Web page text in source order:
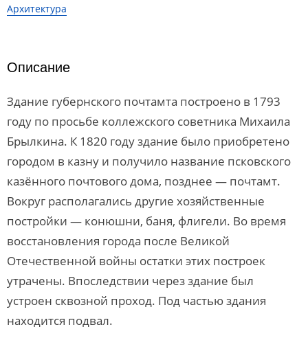
Архитектура
Описание
Здание губернского почтамта построено в 1793
году по просьбе коллежского советника Михаила
Брылкина. К 1820 году здание было приобретено
городом в казну и получило название псковского
казённого почтового дома, позднее — почтамт.
Вокруг располагались другие хозяйственные
постройки — конюшни, баня, флигели. Во время
восстановления города после Великой
Отечественной войны остатки этих построек
утрачены. Впоследствии через здание был
устроен сквозной проход. Под частью здания
находится подвал.